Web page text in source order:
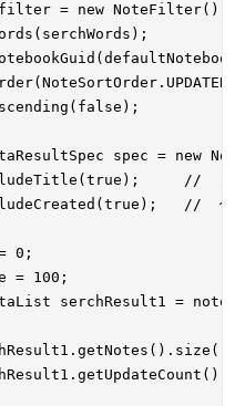
= new NoteFilter();
spec = new
//  ノー
//  作成
0;
= 100;
serchResult1 =